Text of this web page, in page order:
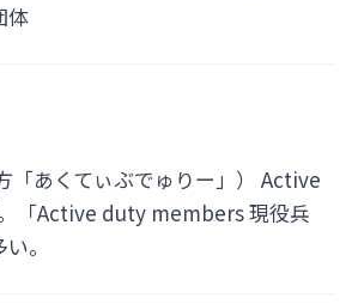
体
「あくてぃぶでゅりー」） Active
「Active duty members 現役兵
。